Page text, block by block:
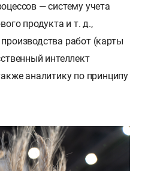
— систему учета
продукта и т. д.,
работ (карты
интеллект
аналитику по принципу